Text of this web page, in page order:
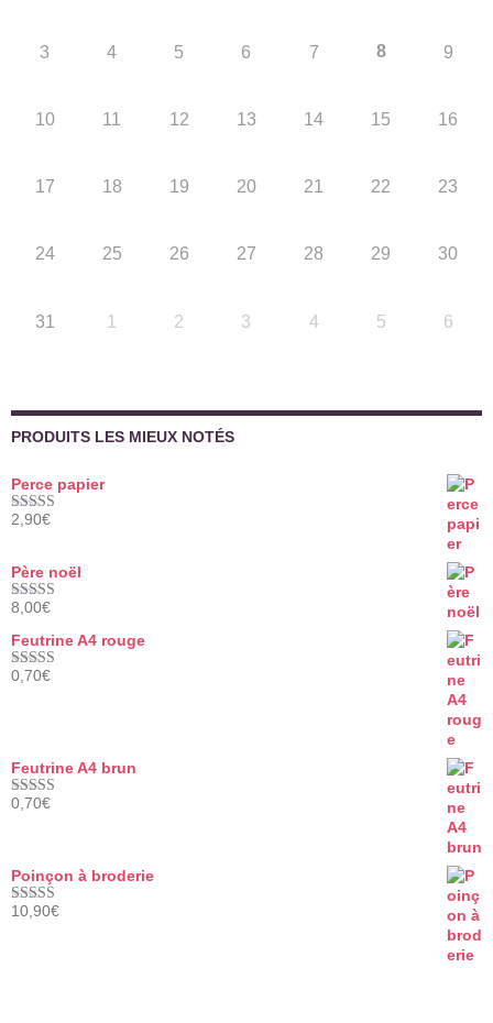
3 4 5 6 7 8 9
10 11 12 13 14 15 16
17 18 19 20 21 22 23
24 25 26 27 28 29 30
31 1 2 3 4 5 6
PRODUITS LES MIEUX NOTÉS
Perce papier
Note5.00
2,90€
Père noël
Note5.00
8,00€
Feutrine A4 rouge
Note5.00
0,70€
Feutrine A4 brun
Note5.00
0,70€
Poinçon à broderie
Note5.00
10,90€